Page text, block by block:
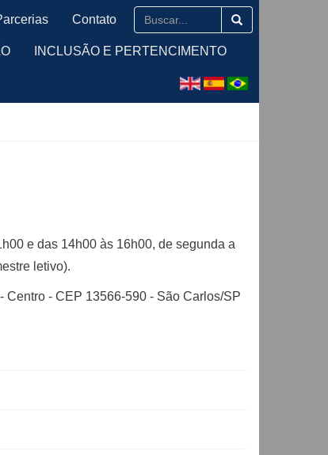
INCLUSÃO E PERTENCIMENTO
Contato
e das 14h00 às 16h00, de segunda a
letivo).
Centro - CEP 13566-590 - São Carlos/SP